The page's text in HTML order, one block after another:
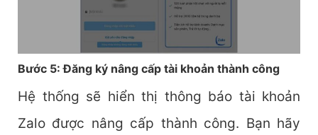
Bước 5: Đăng ký nâng cấp tài khoản thành công
Hệ thống sẽ hiển thị thông báo tài khoản
Zalo được nâng cấp thành công. Bạn hãy